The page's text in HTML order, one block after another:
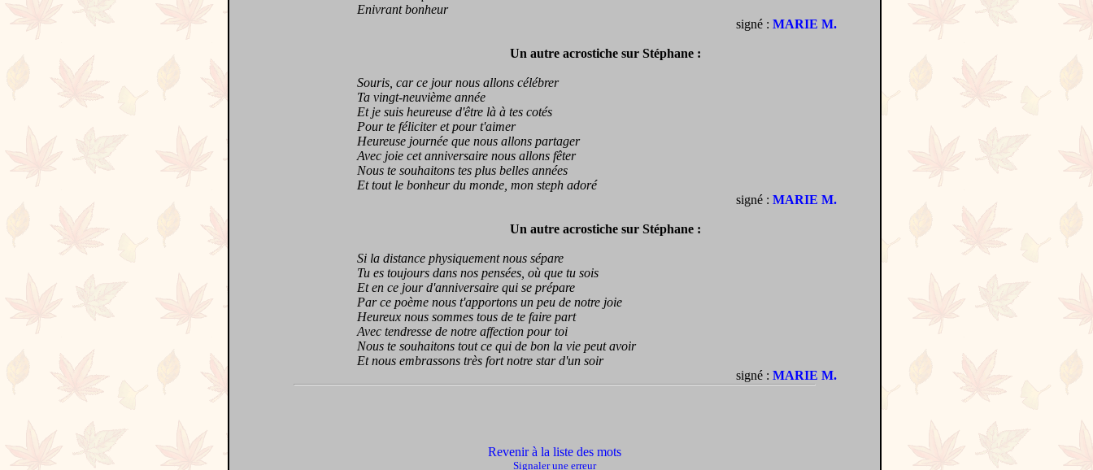
Enivrant bonheur
signé : MARIE M.
Un autre acrostiche sur Stéphane :
Souris, car ce jour nous allons célébrer
Ta vingt-neuvième année
Et je suis heureuse d'être là à tes cotés
Pour te féliciter et pour t'aimer
Heureuse journée que nous allons partager
Avec joie cet anniversaire nous allons fêter
Nous te souhaitons tes plus belles années
Et tout le bonheur du monde, mon steph adoré
signé : MARIE M.
Un autre acrostiche sur Stéphane :
Si la distance physiquement nous sépare
Tu es toujours dans nos pensées, où que tu sois
Et en ce jour d'anniversaire qui se prépare
Par ce poème nous t'apportons un peu de notre joie
Heureux nous sommes tous de te faire part
Avec tendresse de notre affection pour toi
Nous te souhaitons tout ce qui de bon la vie peut avoir
Et nous embrassons très fort notre star d'un soir
signé : MARIE M.
Revenir à la liste des mots
Signaler une erreur